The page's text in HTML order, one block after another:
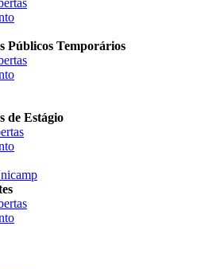
Públicos Temporários
de Estágio